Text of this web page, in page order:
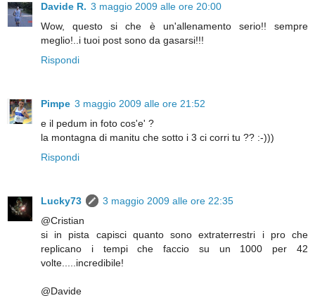
Davide R. 3 maggio 2009 alle ore 20:00
Wow, questo si che è un'allenamento serio!! sempre
meglio!..i tuoi post sono da gasarsi!!!
Rispondi
Pimpe 3 maggio 2009 alle ore 21:52
e il pedum in foto cos'e' ?
la montagna di manitu che sotto i 3 ci corri tu ?? :-)))
Rispondi
Lucky73
3 maggio 2009 alle ore 22:35
@Cristian
si in pista capisci quanto sono extraterrestri i pro che
replicano i tempi che faccio su un 1000 per 42
volte.....incredibile!
@Davide